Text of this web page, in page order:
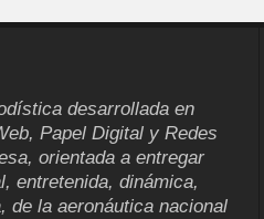
desarrollada en
Papel Digital y Redes
orientada a entregar
entretenida, dinámica,
de la aeronáutica nacional